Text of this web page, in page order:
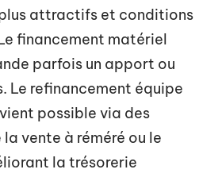
attractifs et conditions
financement matériel
parfois un apport ou
Le refinancement équipe
possible via des
vente à réméré ou le
la trésorerie